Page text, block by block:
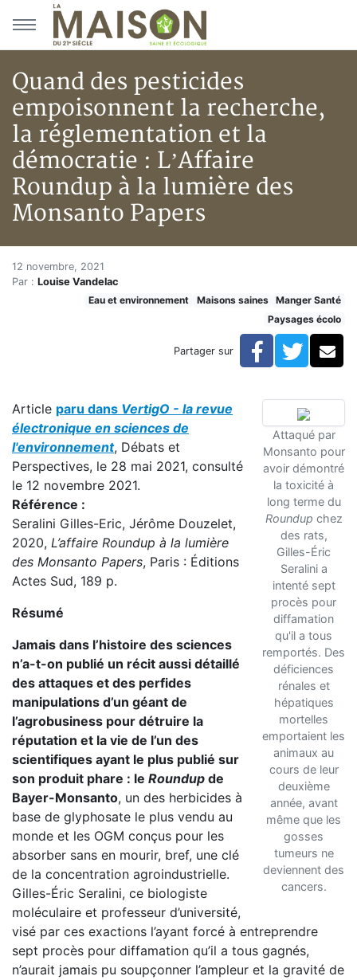
Aller au menu principal
Aller au contenu principal
Quand des pesticides
empoisonnent la recherche,
la réglementation et la
démocratie : L’Affaire
Roundup à la lumière des
Monsanto Papers
Accueil
Articles
Maisons saines
Quand des pesticides empoisonnent la recherche,
Quand des pesticides
12 novembre, 2021
Par : Louise Vandelac
Eau et environnement
Maisons saines
Manger Santé
Paysages écolo
Partager sur Facebook
Attaqué par
Monsanto pour
avoir démontré
la toxicité à
long terme du
Roundup chez
des rats,
Gilles-Éric
Seralini a
intenté sept
procès pour
diffamation
qu'il a tous
remportés. Des
déficiences
rénales et
hépatiques
mortelles
emportaient les
animaux au
cours de leur
deuxième
année, avant
même que les
gosses
tumeurs ne
deviennent des
cancers.
Article paru dans VertigO - la revue
électronique en sciences de
l'environnement, Débats et
Perspectives, le 28 mai 2021, consulté
le 12 novembre 2021.
Référence :
Seralini Gilles-Eric, Jérôme Douzelet,
2020, L’affaire Roundup à la lumière
des Monsanto Papers, Paris : Éditions
Actes Sud, 189 p.
Résumé
Jamais dans l’histoire des sciences
n’a-t-on publié un récit aussi détaillé
des attaques et des perfides
manipulations d’un géant de
l’agrobusiness pour détruire la
réputation et la vie de l’un des
scientifiques ayant le plus publié sur
son produit phare : le Roundup de
Bayer-Monsanto, un des herbicides à
base de glyphosate le plus vendu au
monde et les OGM conçus pour les
absorber sans en mourir, bref, une clé
de la concentration agroindustrielle.
Gilles-Éric Seralini, ce biologiste
moléculaire et professeur d’université,
visé par ces exactions l’ayant forcé à entreprendre
sept procès pour diffamation qu’il a tous gagnés,
n’aurait jamais pu soupçonner l’ampleur et la gravité de